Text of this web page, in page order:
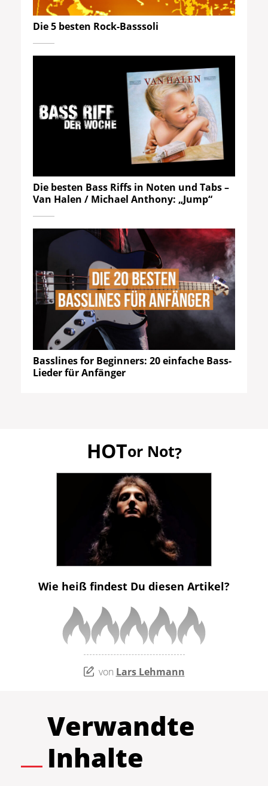
Die 5 besten Rock-Basssoli
Die besten Bass Riffs in Noten und Tabs –
Van Halen / Michael Anthony: „Jump“
Basslines for Beginners: 20 einfache Bass-
Lieder für Anfänger
HOTor Not?
Wie heiß findest Du diesen Artikel?
von Lars Lehmann
Verwandte
Inhalte